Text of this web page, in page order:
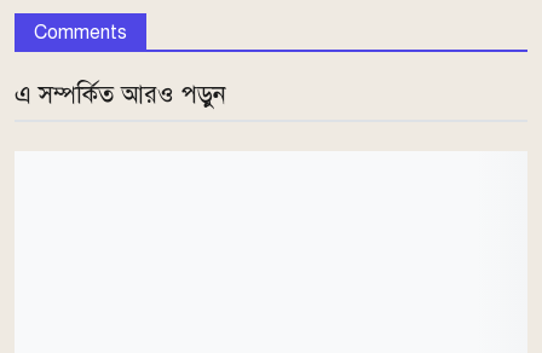
Comments
এ সম্পর্কিত আরও পড়ুন